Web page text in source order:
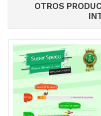
OTROS